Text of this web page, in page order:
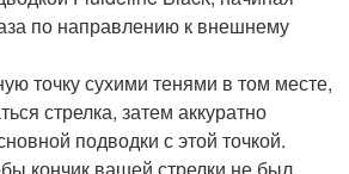
по направлению к внешнему
точку сухими тенями в том месте,
стрелка, затем аккуратно
подводки с этой точкой.
кончик вашей стрелки не был